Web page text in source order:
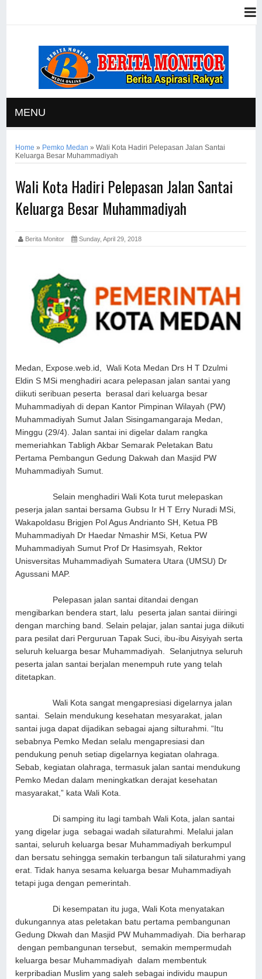
MENU
Home » Pemko Medan »Wali Kota Hadiri Pelepasan Jalan Santai
Keluarga Besar Muhammadiyah
Wali Kota Hadiri Pelepasan Jalan Santai
Keluarga Besar Muhammadiyah
Berita Monitor Sunday, April 29, 2018
Medan, Expose.web.id, Wali Kota Medan Drs H T Dzulmi
Eldin S MSi menghadiri acara pelepasan jalan santai yang
diikuti seribuan peserta berasal dari keluarga besar
Muhammadiyah di depan Kantor Pimpinan Wilayah (PW)
Muhammadiyah Sumut Jalan Sisingamangaraja Medan,
Minggu (29/4). Jalan santai ini digelar dalam rangka
memeriahkan Tabligh Akbar Semarak Peletakan Batu
Pertama Pembangun Gedung Dakwah dan Masjid PW
Muhammadiyah Sumut.
Selain menghadiri Wali Kota turut melepaskan
peserja jalan santai bersama Gubsu Ir H T Erry Nuradi MSi,
Wakapoldasu Brigjen Pol Agus Andrianto SH, Ketua PB
Muhammadiyah Dr Haedar Nmashir MSi, Ketua PW
Muhammadiyah Sumut Prof Dr Hasimsyah, Rektor
Unisversitas Muhammadiyah Sumatera Utara (UMSU) Dr
Agussani MAP.
Pelepasan jalan santai ditandai dengan
mengibarkan bendera start, lalu peserta jalan santai diiringi
dengan marching band. Selain pelajar, jalan santai juga diikuti
para pesilat dari Perguruan Tapak Suci, ibu-ibu Aisyiyah serta
seluruh keluarga besar Muhammadiyah. Selanjutnya seluruh
peserta jalan santai berjalan menempuh rute yang telah
ditetapkan.
Wali Kota sangat mengapresiasi digelarnya jalan
santai. Selain mendukung kesehatan mesyarakat, jalan
santai juga dapat dijadikan sebagai ajang silturahmi. “Itu
sebabnya Pemko Medan selalu mengapresiasi dan
pendukung penuh setiap digelarnya kegiatan olahraga.
Sebab, kegiatan olahraga, termasuk jalan santai mendukung
Pemko Medan dalam meningkatkan derajat kesehatan
masyarakat,” kata Wali Kota.
Di samping itu lagi tambah Wali Kota, jalan santai
yang digelar juga sebagai wadah silaturahmi. Melalui jalan
santai, seluruh keluarga besar Muhammadiyah berkumpul
dan bersatu sehingga semakin terbangun tali silaturahmi yang
erat. Tidak hanya sesama keluarga besar Muhammadiyah
tetapi juga dengan pemerintah.
Di kesempatan itu juga, Wali Kota menyatakan
dukungannya atas peletakan batu pertama pembangunan
Gedung Dkwah dan Masjid PW Muhammadiyah. Dia berharap
dengan pembangunan tersebut, semakin mempermudah
keluarga besar Muhammadiyah dalam membentuk
kerpribadian Muslim yang saleh sebagai individu maupun